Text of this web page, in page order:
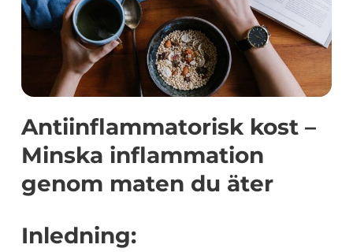
Antiinflammatorisk kost –
Minska inflammation
genom maten du äter
Inledning: